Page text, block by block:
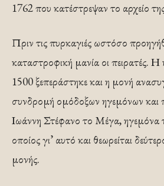
1762 που κατέστρεψαν το αρχείο
Πριν τις πυρκαγιές ωστόσο
καταστροφική µανία οι πειρατές.
1500 ξεπεράστηκε και η µονή
συνδροµή οµόδοξων ηγεµόνων και
Ιωάννη Στέφανο το Μέγα, ηγεµόνα
οποίος γι’ αυτό και θεωρείται
µονής.